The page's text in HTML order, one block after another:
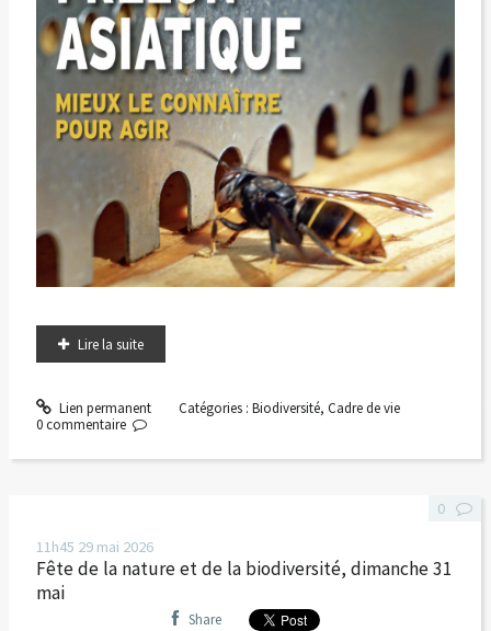
Lire la suite
Lien permanent Catégories : Biodiversité, Cadre de vie
0 commentaire
11h45 29 mai 2026
Fête de la nature et de la biodiversité, dimanche 31
mai
Share
0